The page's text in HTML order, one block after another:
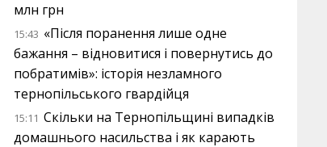
млн грн
15:43 «Після поранення лише одне
бажання – відновитися і повернутись до
побратимів»: історія незламного
тернопільського гвардійця
15:11 Скільки на Тернопільщині випадків
домашнього насильства і як карають